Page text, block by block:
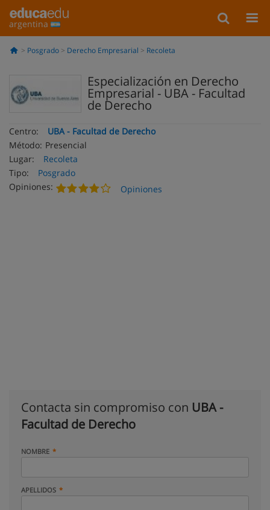
argentina
Posgrado Derecho Empresarial Recoleta
Especialización en Derecho
Empresarial - UBA - Facultad
de Derecho
Centro:
UBA - Facultad de Derecho
Método: Presencial
Lugar:
Recoleta
Tipo:
Posgrado
Opiniones:
Opiniones
Contacta sin compromiso con UBA -
Facultad de Derecho
NOMBRE
APELLIDOS